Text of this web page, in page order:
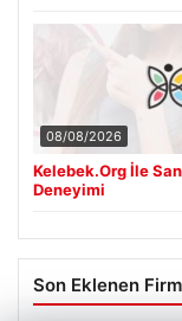
08/08/2026
Kelebek.Org İle
Deneyimi
Son Eklenen